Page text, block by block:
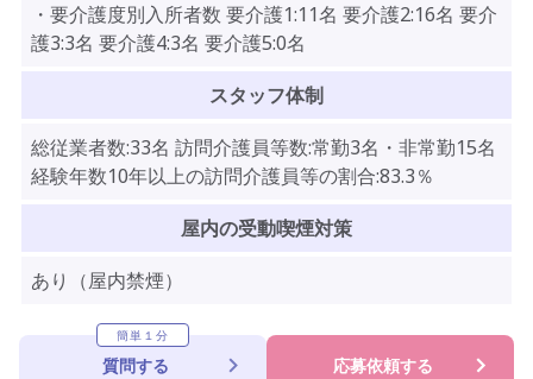
・要介護度別入所者数 要介護1:11名 要介護2:16名 要介
護3:3名 要介護4:3名 要介護5:0名
スタッフ体制
総従業者数:33名 訪問介護員等数:常勤3名・非常勤15名
経験年数10年以上の訪問介護員等の割合:83.3％
屋内の受動喫煙対策
あり（屋内禁煙）
簡単１分
質問する 応募依頼する